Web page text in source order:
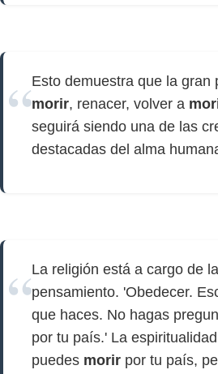
Esto demuestra que la gran
morir, renacer, volver a
seguirá siendo una de las
destacadas del alma
La religión está a cargo de
pensamiento. 'Obedecer.
que haces. No hagas
por tu país.' La
puedes morir por tu país,